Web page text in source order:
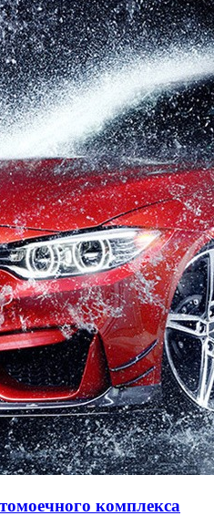
комплекса